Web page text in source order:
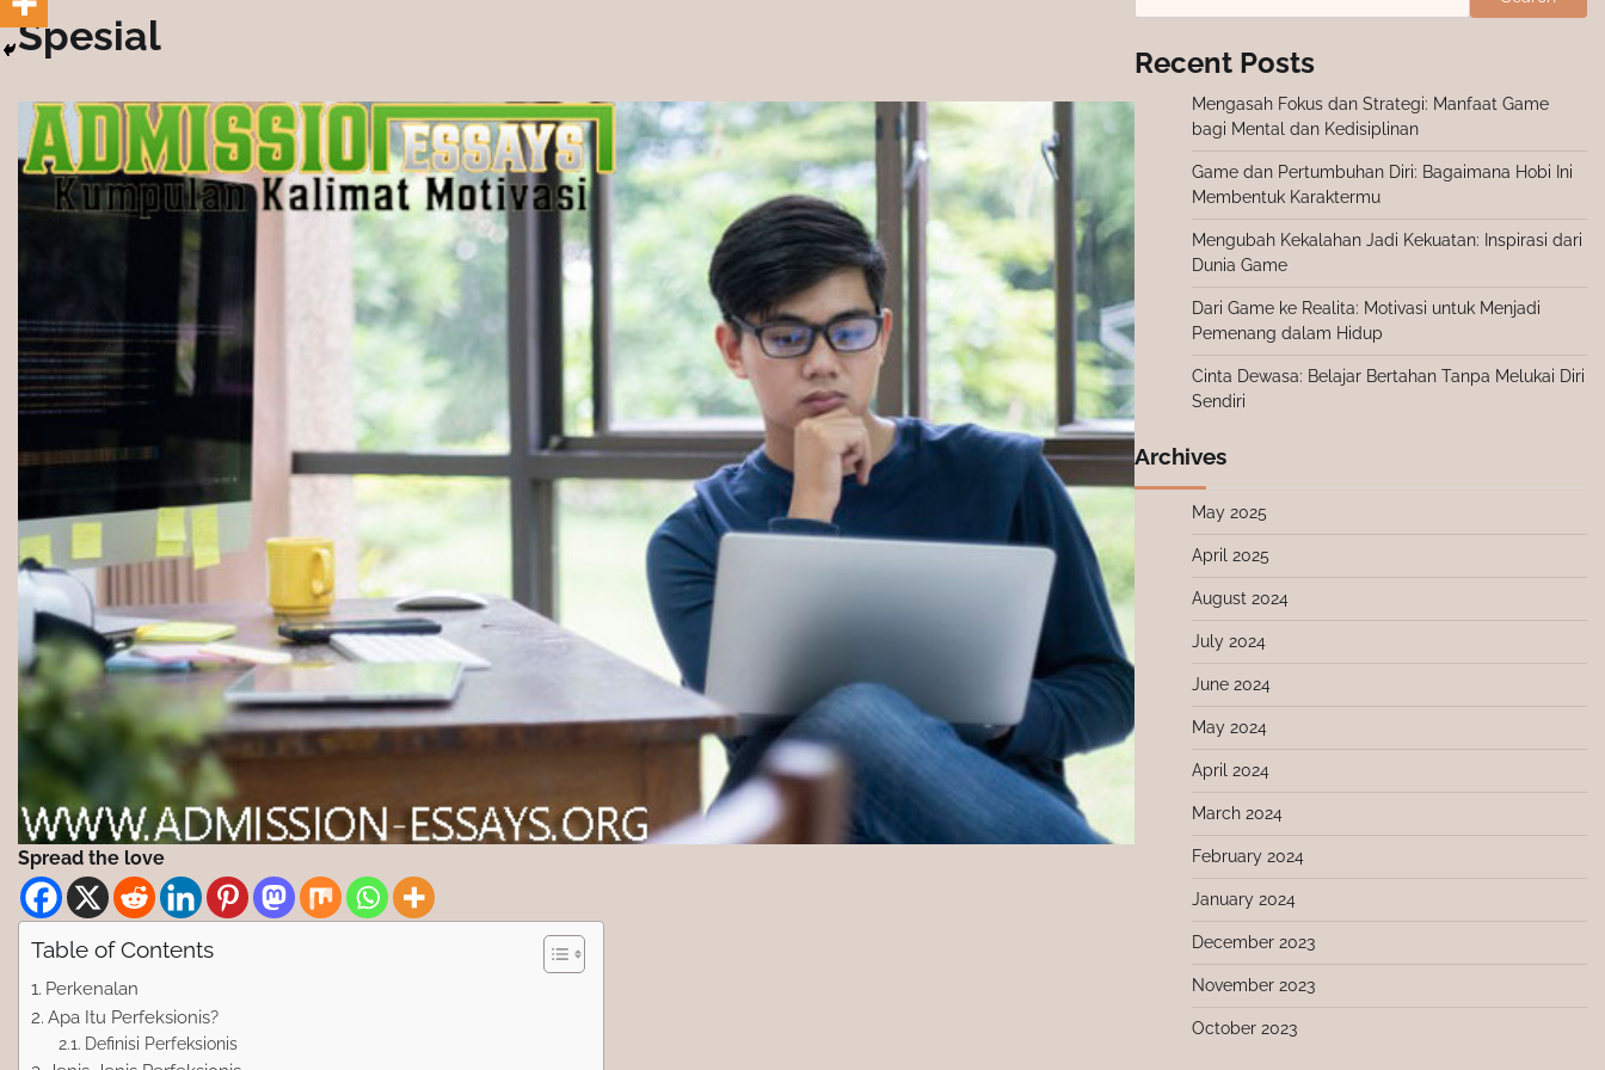
Spesial
Spread the love
Table of Contents
Perkenalan
Apa Itu Perfeksionis?
Definisi Perfeksionis
Recent Posts
Mengasah Fokus dan Strategi: Manfaat Game
bagi Mental dan Kedisiplinan
Game dan Pertumbuhan Diri: Bagaimana Hobi Ini
Membentuk Karaktermu
Mengubah Kekalahan Jadi Kekuatan: Inspirasi dari
Dunia Game
Dari Game ke Realita: Motivasi untuk Menjadi
Pemenang dalam Hidup
Cinta Dewasa: Belajar Bertahan Tanpa Melukai Diri
Sendiri
Archives
May 2025
April 2025
August 2024
July 2024
June 2024
May 2024
April 2024
March 2024
February 2024
January 2024
December 2023
November 2023
October 2023